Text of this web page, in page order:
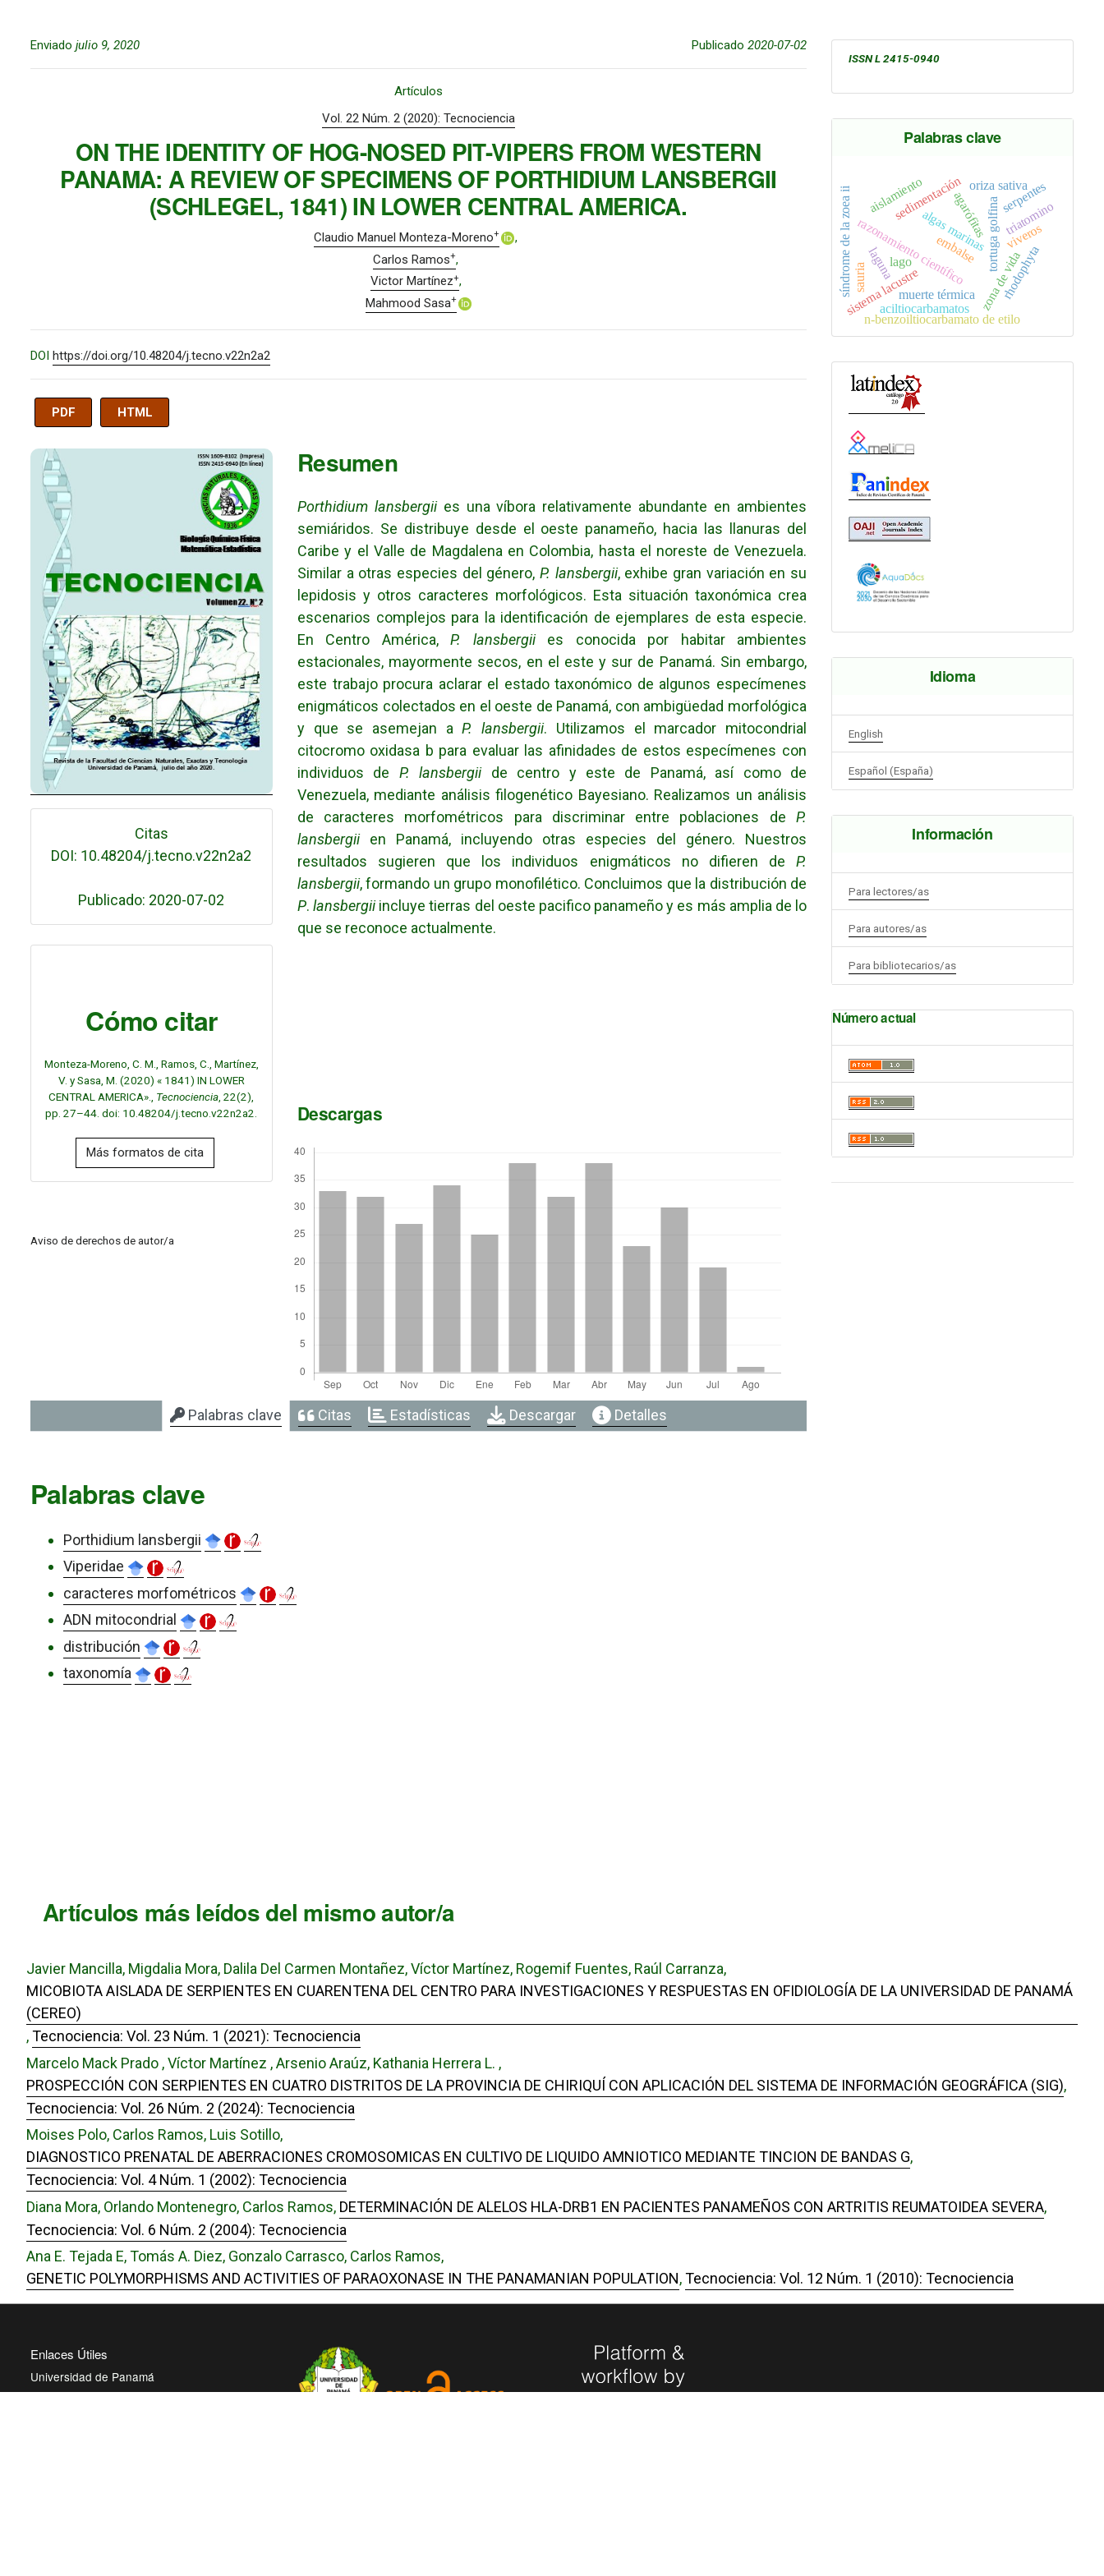
Enviado julio 9, 2020 Publicado 2020-07-02
Artículos
Vol. 22 Núm. 2 (2020): Tecnociencia
ON THE IDENTITY OF HOG-NOSED PIT-VIPERS FROM WESTERN
PANAMA: A REVIEW OF SPECIMENS OF PORTHIDIUM LANSBERGII
(SCHLEGEL, 1841) IN LOWER CENTRAL AMERICA.
Claudio Manuel Monteza-Moreno+
Carlos Ramos+
Victor Martínez+
Mahmood Sasa+
DOI https://doi.org/10.48204/j.tecno.v22n2a2
PDF HTML
Imagen de portada
Citas
DOI: 10.48204/j.tecno.v22n2a2
Publicado: 2020-07-02
Cómo citar
Monteza-Moreno, C. M., Ramos, C., Martínez,
V. y Sasa, M. (2020) « 1841) IN LOWER
CENTRAL AMERICA»., Tecnociencia , 22(2),
pp. 27–44. doi: 10.48204/j.tecno.v22n2a2.
Más formatos de cita
Aviso de derechos de autor/a
Resumen
Porthidium lansbergiies una víbora relativamente abundante en ambientes
semiáridos. Se distribuye desde el oeste panameño, hacia las llanuras del
Caribe y el Valle de Magdalena en Colombia, hasta el noreste de Venezuela.
Similar a otras especies del género, P. lansbergii, exhibe gran variación en su
lepidosis y otros caracteres morfológicos. Esta situación taxonómica crea
escenarios complejos para la identificación de ejemplares de esta especie.
En Centro América,P. lansbergiies conocida por habitar ambientes
estacionales, mayormente secos, en el este y sur de Panamá. Sin embargo,
este trabajo procura aclarar el estado taxonómico de algunos especímenes
enigmáticos colectados en el oeste de Panamá, con ambigüedad morfológica
y que se asemejan aP. lansbergii. Utilizamos el marcador mitocondrial
citocromo oxidasa b para evaluar las afinidades de estos especímenes con
individuos de P. lansbergiide centro y este de Panamá, así como de
Venezuela, mediante análisis filogenético Bayesiano. Realizamos un análisis
de caracteres morfométricos para discriminar entre poblaciones de P.
lansbergiien Panamá, incluyendo otras especies del género. Nuestros
resultados sugieren que los individuos enigmáticos no difieren de P.
lansbergii, formando un grupo monofilético. Concluimos que la distribución de
P.lansbergiiincluye tierras del oeste pacifico panameño y es más amplia de lo
que se reconoce actualmente.
Descargas
Palabras clave Citas Estadísticas Descargar Detalles
Palabras clave
Porthidium lansbergii
Viperidae
caracteres morfométricos
ADN mitocondrial
distribución
taxonomía
ISSN L 2415-0940
Palabras clave
razonamiento científico tortuga golfina
sistema lacustre
sedimentación
embalse
zona de vida
algas marinas
rhodophyta
agarófitas
n-benzoiltiocarbamato de etilo
aciltiocarbamatos
viveros
laguna
muerte térmica
aislamiento serpentes
sauria
síndrome de la zoea ii lago
oriza sativa
triatomino
Idioma
English
Español (España)
Información
Para lectores/as
Para autores/as
Para bibliotecarios/as
Número actual
Artículos más leídos del mismo autor/a
Javier Mancilla, Migdalia Mora, Dalila Del Carmen Montañez, Víctor Martínez, Rogemif Fuentes, Raúl Carranza,
MICOBIOTA AISLADA DE SERPIENTES EN CUARENTENA DEL CENTRO PARA INVESTIGACIONES Y RESPUESTAS EN OFIDIOLOGÍA DE LA UNIVERSIDAD DE PANAMÁ
(CEREO)
,Tecnociencia: Vol. 23 Núm. 1 (2021): Tecnociencia
Marcelo Mack Prado , Víctor Martínez , Arsenio Araúz, Kathania Herrera L. ,
PROSPECCIÓN CON SERPIENTES EN CUATRO DISTRITOS DE LA PROVINCIA DE CHIRIQUÍ CON APLICACIÓN DEL SISTEMA DE INFORMACIÓN GEOGRÁFICA (SIG),
Tecnociencia: Vol. 26 Núm. 2 (2024): Tecnociencia
Moises Polo, Carlos Ramos, Luis Sotillo,
DIAGNOSTICO PRENATAL DE ABERRACIONES CROMOSOMICAS EN CULTIVO DE LIQUIDO AMNIOTICO MEDIANTE TINCION DE BANDAS G,
Tecnociencia: Vol. 4 Núm. 1 (2002): Tecnociencia
Diana Mora, Orlando Montenegro, Carlos Ramos, DETERMINACIÓN DE ALELOS HLA-DRB1 EN PACIENTES PANAMEÑOS CON ARTRITIS REUMATOIDEA SEVERA,
Tecnociencia: Vol. 6 Núm. 2 (2004): Tecnociencia
Ana E. Tejada E, Tomás A. Diez, Gonzalo Carrasco, Carlos Ramos,
GENETIC POLYMORPHISMS AND ACTIVITIES OF PARAOXONASE IN THE PANAMANIAN POPULATION,Tecnociencia: Vol. 12 Núm. 1 (2010): Tecnociencia
Enlaces Útiles
Universidad de Panamá